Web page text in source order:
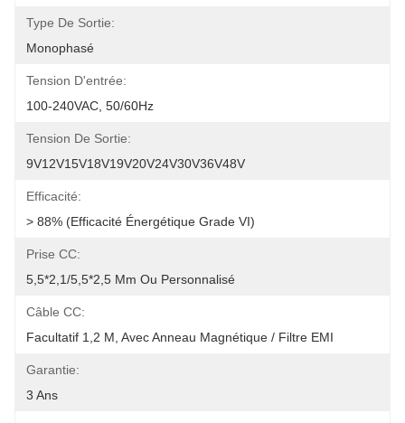
Type De Sortie:
Monophasé
Tension D'entrée:
100-240VAC, 50/60Hz
Tension De Sortie:
9V12V15V18V19V20V24V30V36V48V
Efficacité:
> 88% (efficacité Énergétique Grade VI)
Prise CC:
5,5*2,1/5,5*2,5 Mm Ou Personnalisé
Câble CC:
Facultatif 1,2 M, Avec Anneau Magnétique / Filtre EMI
Garantie:
3 Ans